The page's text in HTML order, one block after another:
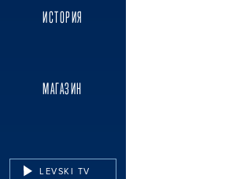
ИСТОРИЯ
МАГАЗИН
LEVSKI TV